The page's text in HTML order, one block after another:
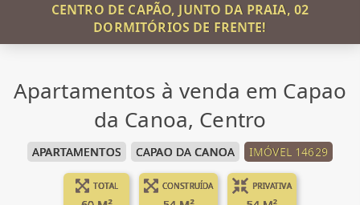
CENTRO DE CAPÃO, JUNTO DA PRAIA, 02
DORMITÓRIOS DE FRENTE!
Apartamentos à venda em Capao
da Canoa, Centro
APARTAMENTOS CAPAO DA CANOA IMÓVEL 14629
TOTAL CONSTRUÍDA PRIVATIVA